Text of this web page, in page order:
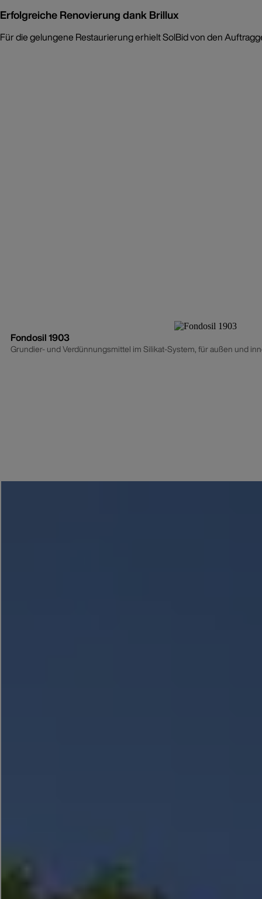
Erfolgreiche Renovierung dank Brillux
Für die gelungene Restaurierung erhielt SolBid von den
Fondosil 1903
Grundier- und Verdünnungsmittel im Silikat-System, für außen und